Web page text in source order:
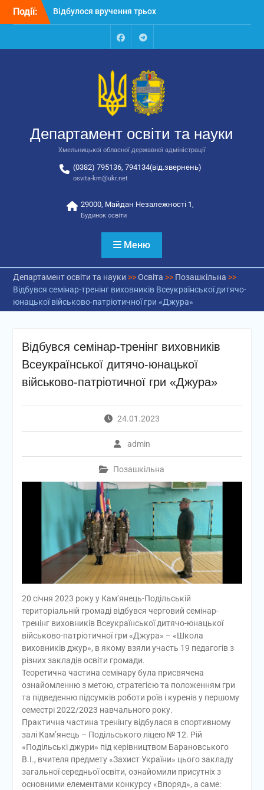
Перейти
Події:
Відбулося вручення трьох
автобусів для потреб
Відбулося засідання
освіти та науки обласної
державної адміністрації
Відбулась обласна
національно-патріотичне
виховання
FacebookTalegram
Департамент освіти та науки
Хмельницької обласної державної адміністрації
(0382) 795136, 794134(від.звернень)
osvita-km@ukr.net
29000, Майдан Незалежності 1,
Будинок освіти
Меню
Департамент освіти та науки >>Освіта >> Позашкільна >>
Відбувся семінар-тренінг виховників Всеукраїнської дитячо-
юнацької військово-патріотичної гри «Джура»
Відбувся семінар-тренінг виховників
Всеукраїнської дитячо-юнацької
військово-патріотичної гри «Джура»
24.01.2023
admin
Позашкільна
20 січня 2023 року у Кам’янець-Подільській
територіальній громаді відбувся черговий семінар-
тренінг виховників Всеукраїнської дитячо-юнацької
військово-патріотичної гри «Джура» – «Школа
виховників джур», в якому взяли участь 19 педагогів з
різних закладів освіти громади.
Теоретична частина семінару була присвячена
ознайомленню з метою, стратегією та положенням гри
та підведенню підсумків роботи роїв і куренів у першому
семестрі 2022/2023 навчального року.
Практична частина тренінгу відбулася в спортивному
залі Кам’янець – Подільського ліцею № 12. Рій
«Подільські джури» під керівництвом Барановського
В.І., вчителя предмету «Захист України» цього закладу
загальної середньої освіти, ознайомили присутніх з
основними елементами конкурсу «Впоряд», а саме: